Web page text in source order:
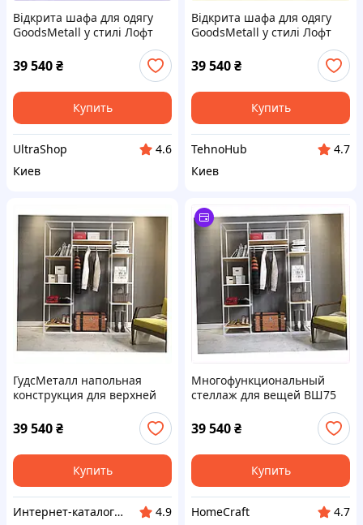
Відкрита шафа для одягу
GoodsMetall у стилі Лофт
6446T381X
39 540₴
Купить
UltraShop
4.6
Киев
Відкрита шафа для одягу
GoodsMetall у стилі Лофт
2000х1600х500мм ВШ75,
644X63EX81
39 540₴
Купить
TehnoHub
4.7
Киев
ГудсМеталл напольная
конструкция для верхней
39 540₴
Купить
Интер​нет-ка​т​ал​​ог ски​​д​ок "МОДНИК"
4.9
Многофункциональный
стеллаж для вещей ВШ75
39 540₴
Купить
HomeCraft
4.7